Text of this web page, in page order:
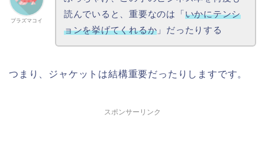
プラズマコイ
読んでいると、重要なのは「いかにテンシ
ョンを挙げてくれるか 」だったりする
つまり、ジャケットは結構重要だったりしますです。
スポンサーリンク